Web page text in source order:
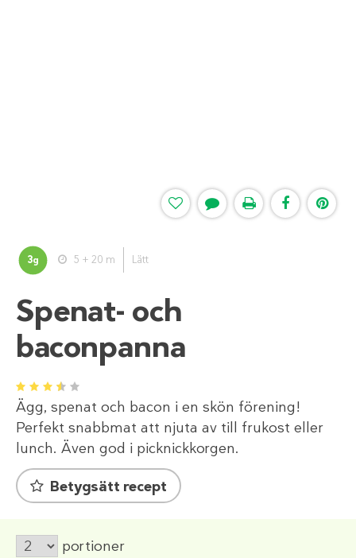
3g 5 + 20 m Lätt
Spenat- och
baconpanna
1 2 3 4 5
Ägg, spenat och bacon i en skön förening!
Perfekt snabbmat att njuta av till frukost eller
lunch. Även god i picknickkorgen.
Betygsätt recept
portioner